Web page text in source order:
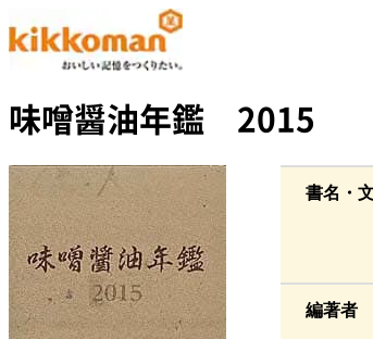
味噌醤油年鑑 2015
書名・
編著者